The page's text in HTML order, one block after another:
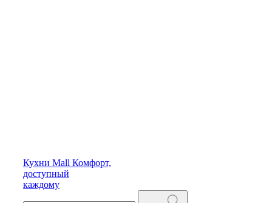
Кухни Mall Комфорт,
доступный
каждому